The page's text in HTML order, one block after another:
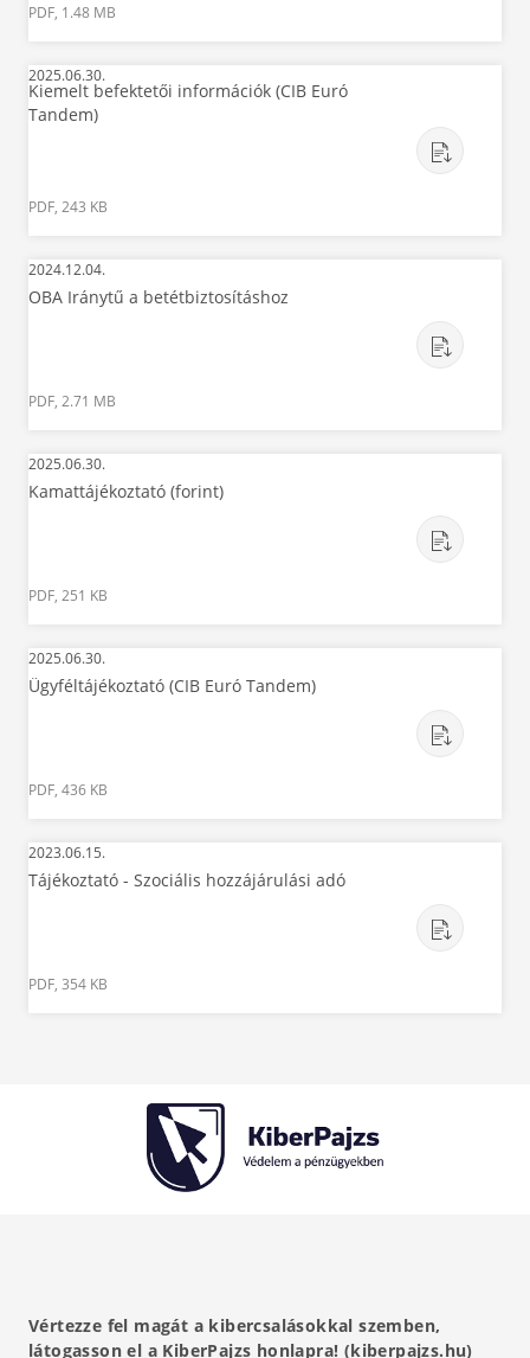
PDF, 1.48 MB
2025.06.30.
Kiemelt befektetői információk (CIB Euró
Tandem)
PDF, 243 KB
2024.12.04.
OBA Iránytű a betétbiztosításhoz
PDF, 2.71 MB
2025.06.30.
Kamattájékoztató (forint)
PDF, 251 KB
2025.06.30.
Ügyféltájékoztató (CIB Euró Tandem)
PDF, 436 KB
2023.06.15.
Tájékoztató - Szociális hozzájárulási adó
PDF, 354 KB
Vértezze fel magát a kibercsalásokkal szemben,
látogasson el a KiberPajzs honlapra! (kiberpajzs.hu)